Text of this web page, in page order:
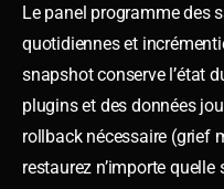
Le panel programme des
quotidiennes et
snapshot conserve l’état
plugins et des données
rollback nécessaire (grief
restaurez n’importe